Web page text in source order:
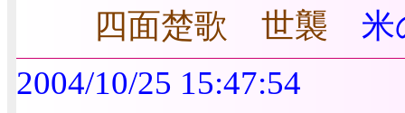
四面楚歌 世襲 米
2004/10/25 15:47:54